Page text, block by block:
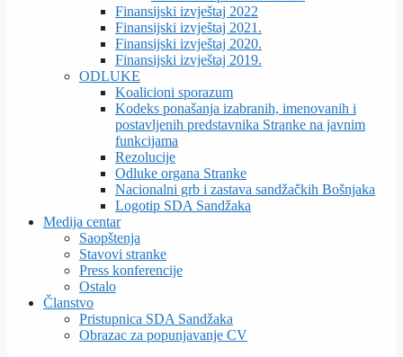
Finansijski izvještaj 2022
Finansijski izvještaj 2021.
Finansijski izvještaj 2020.
Finansijski izvještaj 2019.
ODLUKE
Koalicioni sporazum
Kodeks ponašanja izabranih, imenovanih i
postavljenih predstavnika Stranke na javnim
funkcijama
Rezolucije
Odluke organa Stranke
Nacionalni grb i zastava sandžačkih Bošnjaka
Logotip SDA Sandžaka
Medija centar
Saopštenja
Stavovi stranke
Press konferencije
Ostalo
Članstvo
Pristupnica SDA Sandžaka
Obrazac za popunjavanje CV